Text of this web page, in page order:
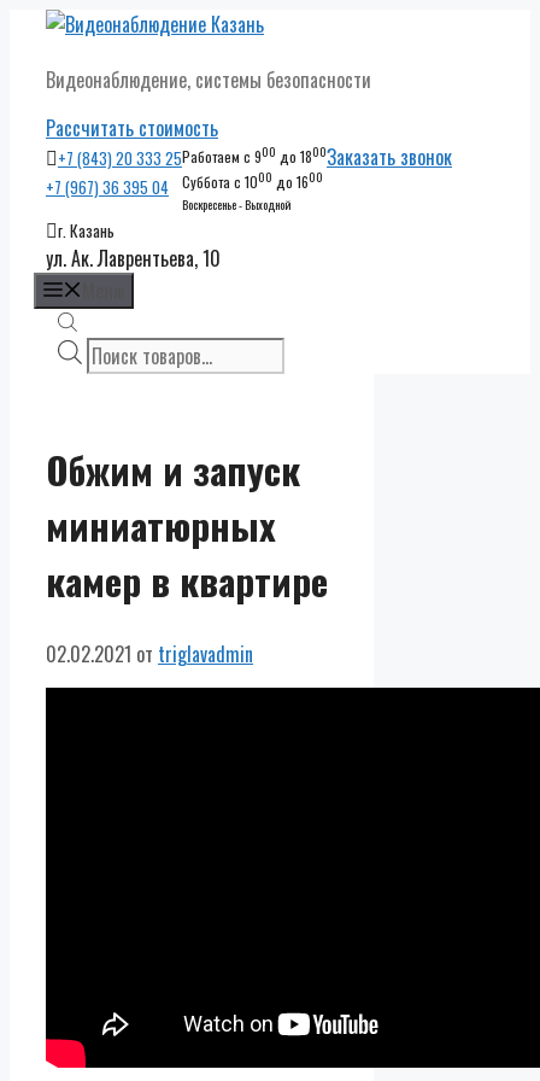
Перейти
содержимому
Видеонаблюдение, системы безопасности
Рассчитать стоимость
+7 (843) 20 333 25
+7 (967) 36 395 04
Работаем с 900 до 1800
Суббота с 1000 до 1600
Воскресенье - Выходной
Заказать звонок
г. Казань
ул. Ак. Лаврентьева, 10
Поиск
товаров
Обжим и запуск
миниатюрных
камер в квартире
02.02.2021 от triglavadmin